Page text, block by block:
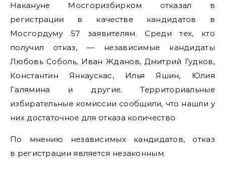
Накануне Мосгоризбирком отказал в
регистрации в качестве кандидатов в
Мосгордуму 57 заявителям. Среди тех, кто
получил отказ, — независимые кандидаты
Любовь Соболь, Иван Жданов, Дмитрий Гудков,
Константин Янкаускас, Илья Яшин, Юлия
Галямина и другие. Территориальные
избирательные комиссии сообщили, что нашли у
них достаточное для отказа количество
По мнению независимых кандидатов, отказ
в регистрации является незаконным.